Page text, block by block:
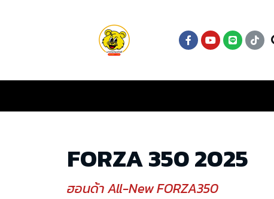
FORZA 350 2025
ฮอนด้า All-New FORZA350